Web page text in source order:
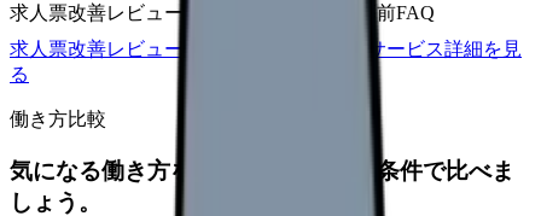
求人票改善レビュー
応募前FAQ
求人票改善レビューの見積もりを依頼
サービス詳細を見
る
働き方比較
気になる働き方を、求人を見る前に条件で比べま
しょう。